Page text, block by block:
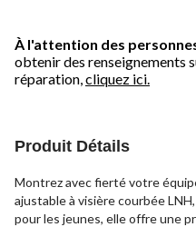
À l'attention des
obtenir des renseignements
réparation, cliquez ici.
Produit Détails
Montrez avec fierté votre
ajustable à visière courbée
pour les jeunes, elle offre une